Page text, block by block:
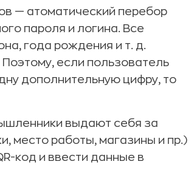
— атоматический перебор
пароля и логина. Все
года рождения и т. д.
если пользователь
дополнительную цифру, то
выдают себя за
место работы, магазины и пр.)
код и ввести данные в